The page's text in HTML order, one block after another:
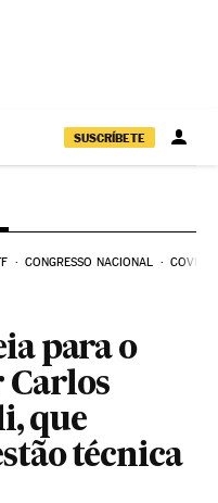
SUSCRÍBETE
CONGRESSO NACIONAL COVID-
para o
Carlos
que
técnica